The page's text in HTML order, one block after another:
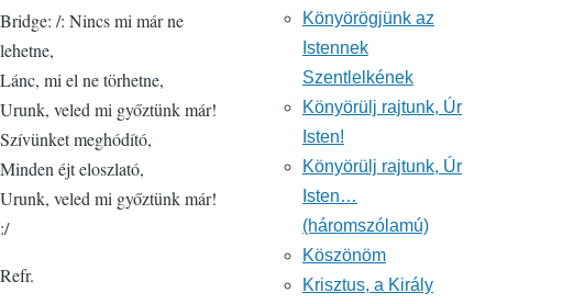
Bridge: /: Nincs mi már ne
lehetne,
Lánc, mi el ne törhetne,
Urunk, veled mi győztünk már!
Szívünket meghódító,
Minden éjt eloszlató,
Urunk, veled mi győztünk már!
:/
Refr.
Könyörögjünk az
Istennek
Szentlelkének
Könyörülj rajtunk, Úr
Isten!
Könyörülj rajtunk, Úr
Isten…
(háromszólamú)
Köszönöm
Krisztus, a Király